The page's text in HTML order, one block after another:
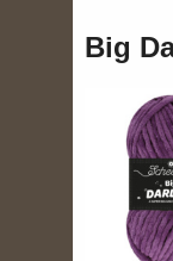
Big